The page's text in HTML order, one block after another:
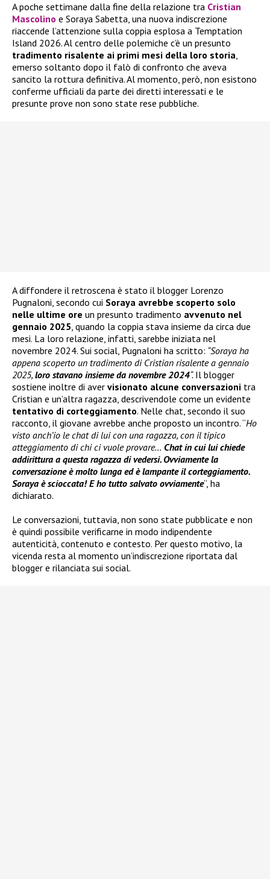
A poche settimane dalla fine della relazione tra Cristian
Mascolino e Soraya Sabetta, una nuova indiscrezione
riaccende l’attenzione sulla coppia esplosa a Temptation
Island 2026. Al centro delle polemiche c’è un presunto
tradimento risalente ai primi mesi della loro storia,
emerso soltanto dopo il falò di confronto che aveva
sancito la rottura definitiva. Al momento, però, non esistono
conferme ufficiali da parte dei diretti interessati e le
presunte prove non sono state rese pubbliche.
A diffondere il retroscena è stato il blogger Lorenzo
Pugnaloni, secondo cui Soraya avrebbe scoperto solo
nelle ultime ore un presunto tradimento avvenuto nel
gennaio 2025, quando la coppia stava insieme da circa due
mesi. La loro relazione, infatti, sarebbe iniziata nel
novembre 2024. Sui social, Pugnaloni ha scritto: “Soraya ha
appena scoperto un tradimento di Cristian risalente a gennaio
2025, loro stavano insieme da novembre 2024“. Il blogger
sostiene inoltre di aver visionato alcune conversazioni tra
Cristian e un’altra ragazza, descrivendole come un evidente
tentativo di corteggiamento. Nelle chat, secondo il suo
racconto, il giovane avrebbe anche proposto un incontro. “Ho
visto anch’io le chat di lui con una ragazza, con il tipico
atteggiamento di chi ci vuole provare… Chat in cui lui chiede
addirittura a questa ragazza di vedersi. Ovviamente la
conversazione è molto lunga ed è lampante il corteggiamento.
Soraya è scioccata! E ho tutto salvato ovviamente“, ha
dichiarato.
Le conversazioni, tuttavia, non sono state pubblicate e non
è quindi possibile verificarne in modo indipendente
autenticità, contenuto e contesto. Per questo motivo, la
vicenda resta al momento un’indiscrezione riportata dal
blogger e rilanciata sui social.